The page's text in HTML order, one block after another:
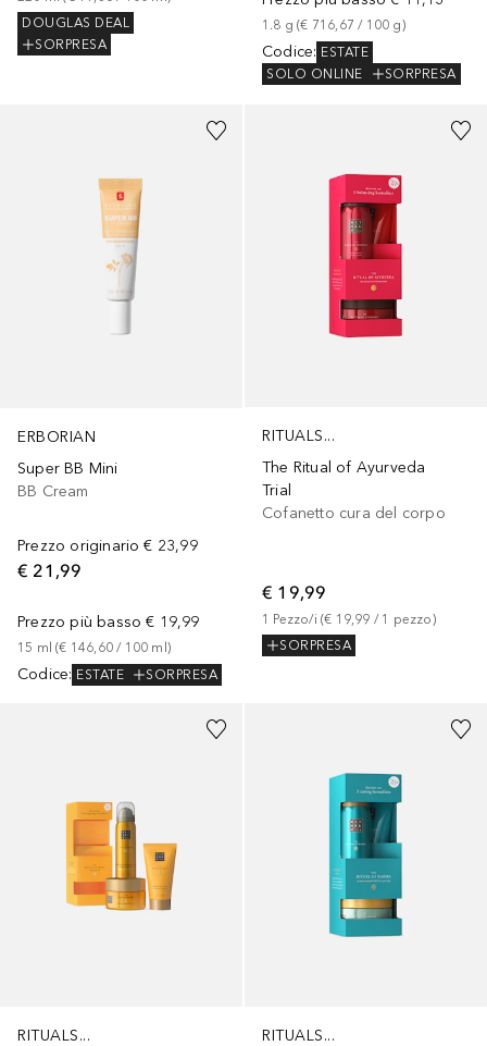
DOUGLAS DEAL
SORPRESA
1.8 g (€ 716,67 / 100 g)
Codice: ESTATE
SOLO ONLINE
SORPRESA
ERBORIAN
Super BB Mini
BB Cream
Prezzo originario € 23,99
€ 21,99
Prezzo più basso € 19,99
15 ml (€ 146,60 / 100 ml )
Codice: ESTATE SORPRESA
RITUALS...
The Ritual of Ayurveda
Trial
Cofanetto cura del corpo
€ 19,99
1 Pezzo/i (€ 19,99 / 1 pezzo)
SORPRESA
RITUALS...
RITUALS...